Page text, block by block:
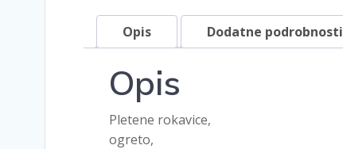
Opis Dodatne podrobnosti
Opis
Pletene rokavice,
ogreto,